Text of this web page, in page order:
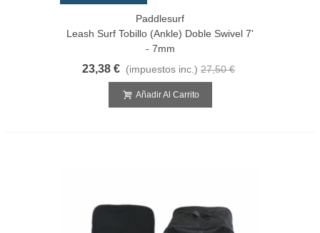
Paddlesurf
Leash Surf Tobillo (Ankle) Doble Swivel 7'
- 7mm
23,38 € (impuestos inc.) 27,50 €
Añadir Al Carrito